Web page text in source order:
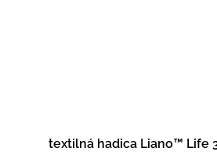
textilná hadica Liano™ Life